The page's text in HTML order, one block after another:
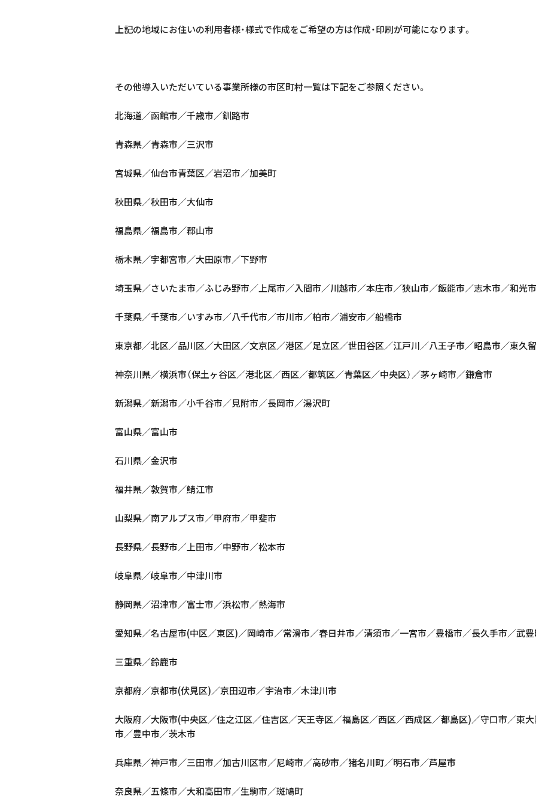
上記の地域にお住いの利用者様・様式で作成をご希望の方は作成・印刷が可能になります。
その他導入いただいている事業所様の市区町村一覧は下記をご参照ください。
北海道／函館市／千歳市／釧路市
青森県／青森市／三沢市
宮城県／仙台市青葉区／岩沼市／加美町
秋田県／秋田市／大仙市
福島県／福島市／郡山市
栃木県／宇都宮市／大田原市／下野市
埼玉県／さいたま市／ふじみ野市／上尾市／入間市／川越市／本庄市／狭山市／飯能市／志木市／和光市
千葉県／千葉市／いすみ市／八千代市／市川市／柏市／浦安市／船橋市
東京都／北区／品川区／大田区／文京区／港区／足立区／世田谷区／江戸川／八王子市／昭島市／東久
神奈川県／横浜市（保土ヶ谷区／港北区／西区／都筑区／青葉区／中央区）／茅ヶ崎市／鎌倉市
新潟県／新潟市／小千谷市／見附市／長岡市／湯沢町
富山県／富山市
石川県／金沢市
福井県／敦賀市／鯖江市
山梨県／南アルプス市／甲府市／甲斐市
長野県／長野市／上田市／中野市／松本市
岐阜県／岐阜市／中津川市
静岡県／沼津市／富士市／浜松市／熱海市
愛知県／名古屋市(中区／東区)／岡崎市／常滑市／春日井市／清須市／一宮市／豊橋市／長久手市／武
三重県／鈴鹿市
京都府／京都市(伏見区)／京田辺市／宇治市／木津川市
大阪府／大阪市(中央区／住之江区／住吉区／天王寺区／福島区／西区／西成区／都島区)／守口市／東
市／豊中市／茨木市
兵庫県／神戸市／三田市／加古川区市／尼崎市／高砂市／猪名川町／明石市／芦屋市
奈良県／五條市／大和高田市／生駒市／斑鳩町